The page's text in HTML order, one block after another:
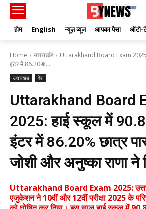
होम English न्यूज़ व्यूज आपका पैसा ऑटो-
Home उत्तराखंड
Uttarakhand Board Exam
इंटर में 86.20%...
उत्तराखंड देश
Uttarakhand Board
2025: हाई स्कूल में
इंटर में 86.20% छात्र
जोशी और अनुष्का राणा ने
Uttarakhand Board Exam 2025:
एजुकेशन ने 10वीं और 12वीं परीक्षा 2025 के